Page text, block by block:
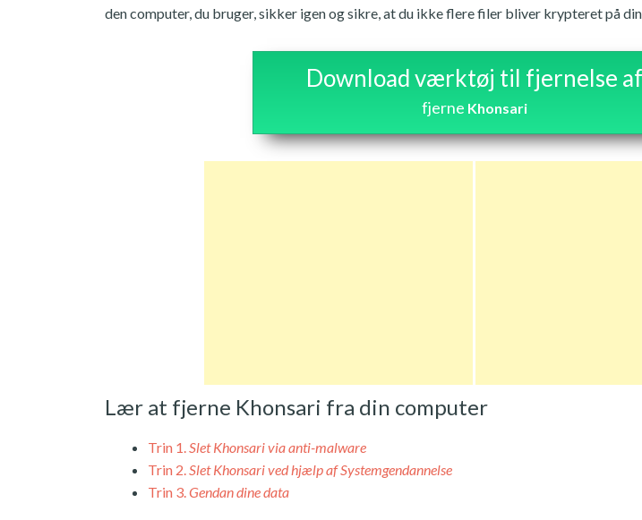
den computer, du bruger, sikker igen og sikre, at du ikke flere filer bliver krypteret på
Download værktøj til fjernelse af
fjerne Khonsari
Lær at fjerne Khonsari fra din computer
Trin 1.Slet Khonsari via anti-malware
Trin 2.Slet Khonsari ved hjælp af Systemgendannelse
Trin 3.Gendan dine data